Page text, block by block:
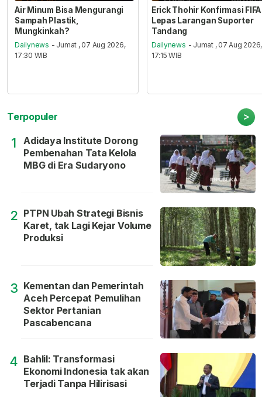
Air Minum Bisa Mengurangi
Sampah Plastik,
Mungkinkah?
Dailynews - Jumat , 07 Aug 2026,
17:30 WIB
Erick Thohir Konfirmasi FIFA
Lepas Larangan Suporter
Tandang
Dailynews - Jumat , 07 Aug 2026,
17:15 WIB
Terpopuler >
1
Adidaya Institute Dorong
Pembenahan Tata Kelola
MBG di Era Sudaryono
2 PTPN Ubah Strategi Bisnis
Karet, tak Lagi Kejar Volume
Produksi
3 Kementan dan Pemerintah
Aceh Percepat Pemulihan
Sektor Pertanian
Pascabencana
4 Bahlil: Transformasi
Ekonomi Indonesia tak akan
Terjadi Tanpa Hilirisasi